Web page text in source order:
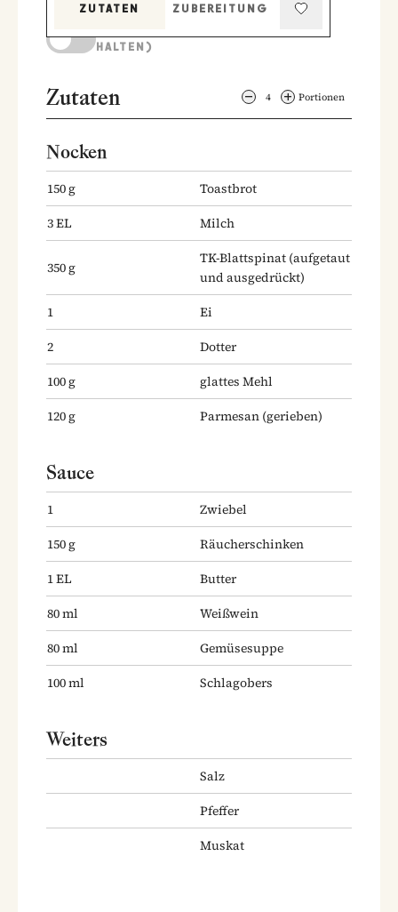
ZUTATEN
ZUBEREITUNG
HALTEN)
Zutaten 4 Portionen
Nocken
150g
Toastbrot
3EL Milch
350g
TK-Blattspinat (aufgetaut
und ausgedrückt)
1
Ei
2
Dotter
100g
glattes Mehl
120g Parmesan (gerieben)
Sauce
1
Zwiebel
150g
Räucherschinken
1EL
Butter
80ml
Weißwein
80ml
Gemüsesuppe
100ml Schlagobers
Weiters
Salz
Pfeffer
Muskat